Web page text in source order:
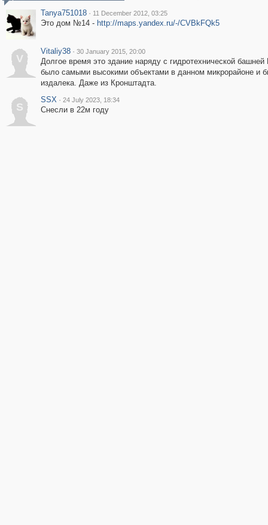
Tanya751018 · 11 December 2012, 03:25
Это дом №14 - http://maps.yandex.ru/-/CVBkFQk5
V
Vitaliy38 · 30 January 2015, 20:00
Долгое время это здание наряду с гидротехнической башней
было самыми высокими объектами в данном микрорайоне и
издалека. Даже из Кронштадта.
S
SSX · 24 July 2023, 18:34
Снесли в 22м году